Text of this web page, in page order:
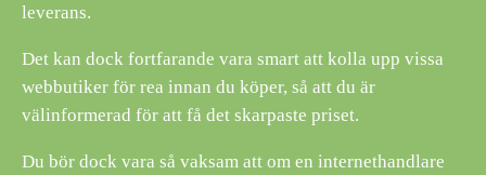
leverans.
Det kan dock fortfarande vara smart att kolla upp vissa
webbutiker för rea innan du köper, så att du är
välinformerad för att få det skarpaste priset.
Du bör dock vara så vaksam att om en internethandlare